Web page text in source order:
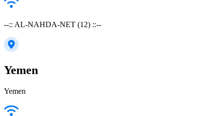
--:: AL-NAHDA-NET (12) ::--
Yemen
Yemen